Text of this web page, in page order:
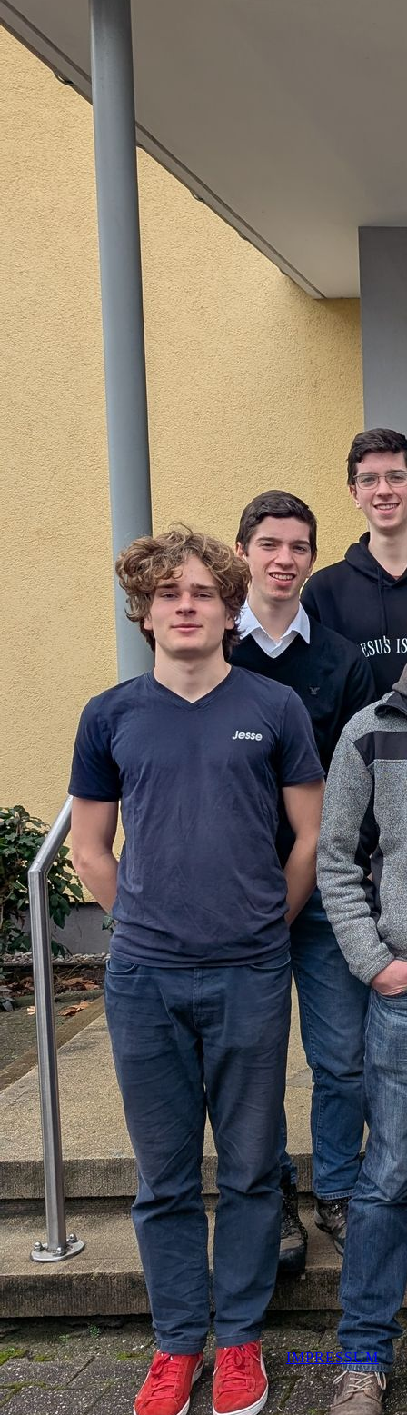
PHOTO-2019-11-26-19-24-36_4
PHOTO-2019-11-26-19-24-37_1
PHOTO-2019-11-26-19-24-37_2
IMPRESSUM